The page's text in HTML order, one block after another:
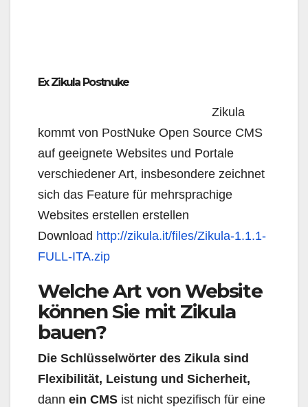
Ex Zikula Postnuke
Zikula
kommt von PostNuke Open Source CMS
auf geeignete Websites und Portale
verschiedener Art, insbesondere zeichnet
sich das Feature für mehrsprachige
Websites erstellen erstellen
Download http://zikula.it/files/Zikula-1.1.1-
FULL-ITA.zip
Welche Art von Website
können Sie mit Zikula
bauen?
Die Schlüsselwörter des Zikula sind
Flexibilität, Leistung und Sicherheit,
dann ein CMS ist nicht spezifisch für eine